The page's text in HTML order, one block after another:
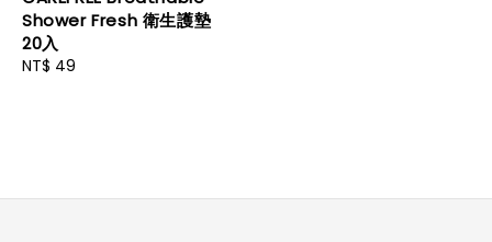
Shower Fresh 衛生護墊
20入
Regular
NT$ 49